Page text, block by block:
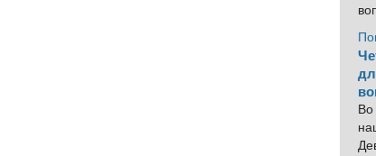
Во